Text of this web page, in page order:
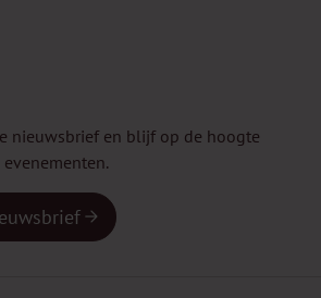
nieuwsbrief en blijf op de hoogte